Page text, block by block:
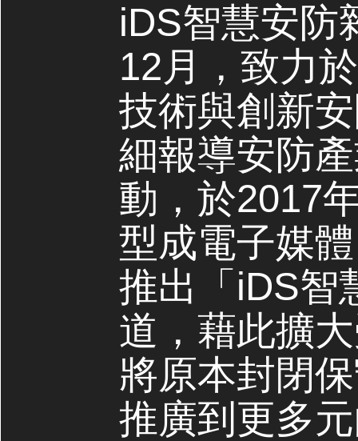
iDS智慧安防
12月，致力
技術與創新
細報導安防
動，於2017
型成電子媒
推出「iDS智
道，藉此擴
將原本封閉
推廣到更多